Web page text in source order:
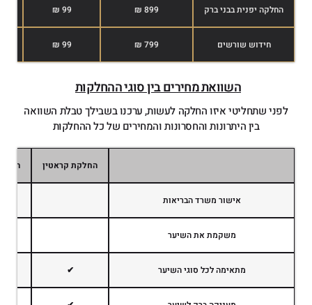
החלקה יפנית בבני ברק 899 ₪
99 ₪
חידוש שורשים 799 ₪
99 ₪
השוואת מחירים בין סוגי ההחלקות
לפני שתחליטי איזו החלקה לעשות, ערכנו בשבילך טבלת השוואה
בין היתרונות והחסרונות והמחירים של כל ההחלקות
החלקת קראטין
אישור משרד הבריאות
משקמת את השיער
מתאימה לכל סוגי השיער ✔